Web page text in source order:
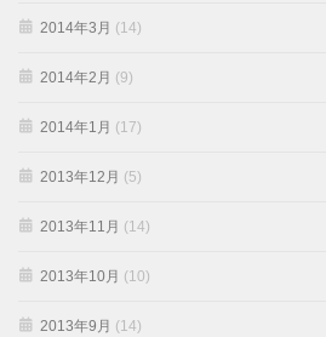
2014年3月 (14)
2014年2月 (9)
2014年1月 (17)
2013年12月 (5)
2013年11月 (14)
2013年10月 (10)
2013年9月 (14)